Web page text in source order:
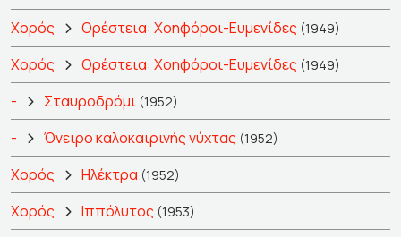
Χορός Ορέστεια: Χοηφόροι-Ευμενίδες (1949)
Χορός Ορέστεια: Χοηφόροι-Ευμενίδες (1949)
- Σταυροδρόμι (1952)
- Όνειρο καλοκαιρινής νύχτας (1952)
Χορός Ηλέκτρα (1952)
Χορός Ιππόλυτος (1953)